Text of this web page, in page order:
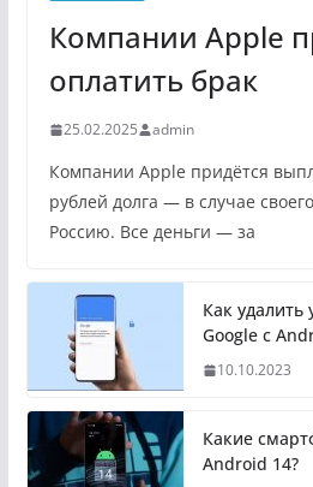
Компании Apple
оплатить брак
25.02.2025 admin
Компании Apple придётся
рублей долга — в случае
Россию. Все деньги — за
Как удалить
Google с
10.10.2023
Какие
Android 14?